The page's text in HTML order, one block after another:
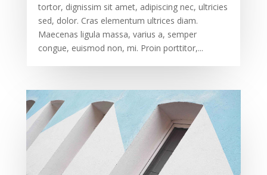
tortor, dignissim sit amet, adipiscing nec, ultricies
sed, dolor. Cras elementum ultrices diam.
Maecenas ligula massa, varius a, semper
congue, euismod non, mi. Proin porttitor,...